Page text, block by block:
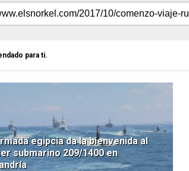
para ti.
egipcia da la bienvenida al
submarino 209/1400 en